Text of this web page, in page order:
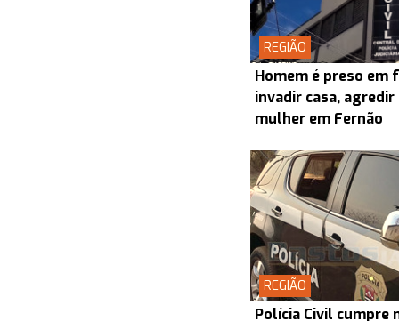
REGIÃO
Homem é preso
invadir casa,
mulher em Fernão
REGIÃO
Polícia Civil cumpre